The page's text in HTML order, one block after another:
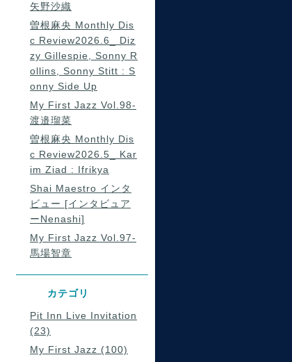
矢野沙織
曽根麻央 Monthly Dis
c Review2026.6_ Diz
zy Gillespie, Sonny R
ollins, Sonny Stitt : S
onny Side Up
My First Jazz Vol.98-
渡邉瑠菜
曽根麻央 Monthly Dis
c Review2026.5_ Kar
im Ziad : Ifrikya
Shai Maestro インタ
ビュー [インタビュア
ーNenashi]
My First Jazz Vol.97-
馬場智章
カテゴリ
Pit Inn Live Invitation
(23)
My First Jazz (100)